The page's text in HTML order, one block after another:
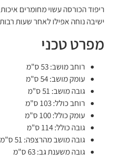
ריפוד הכורסה עשוי מחומרים
ישיבה נוחה אפילו לאחר שעות
מפרט טכני
רוחב מושב: 53 ס"מ
עומק מושב: 54 ס"מ
גובה מושב: 51 ס"מ
רוחב כולל: 103 ס"מ
עומק כולל: 100 ס"מ
גובה כולל: 114 ס"מ
גובה מושב מהרצפה: 51 ס"מ
גובה משענת גב: 63 ס"מ